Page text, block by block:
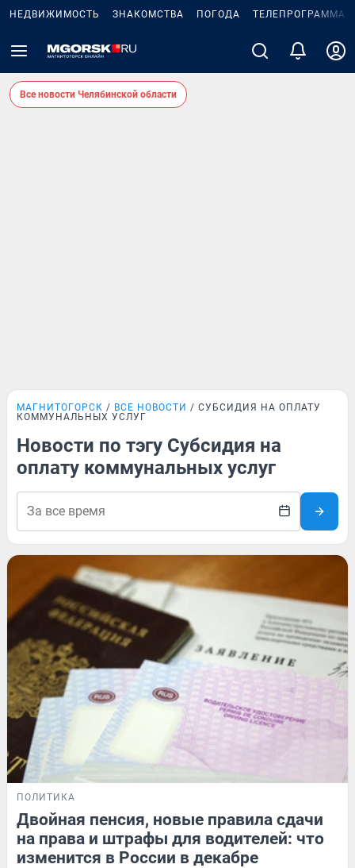
НЕДВИЖИМОСТЬ ЗНАКОМСТВА ПОГОДА ТЕЛЕПРОГРАММА
Все новости Челябинской области
МАГНИТОГОРСК ВСЕ НОВОСТИ
СУБСИДИЯ НА ОПЛАТУ
КОММУНАЛЬНЫХ УСЛУГ
Новости по тэгу Субсидия на
оплату коммунальных услуг
ПОЛИТИКА
Двойная пенсия, новые правила сдачи
на права и штрафы для водителей: что
изменится в России в декабре